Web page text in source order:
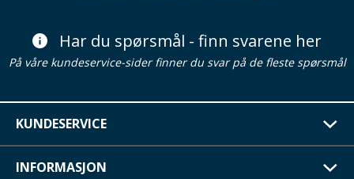
Har du spørsmål - finn svarene her
På våre kundeservice-sider finner du svar på de fleste spørsmål
KUNDESERVICE
INFORMASJON